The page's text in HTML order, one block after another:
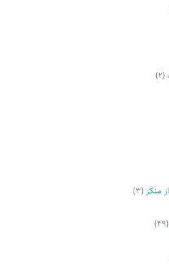
(۲)
منکر (۳)
(۴۹)